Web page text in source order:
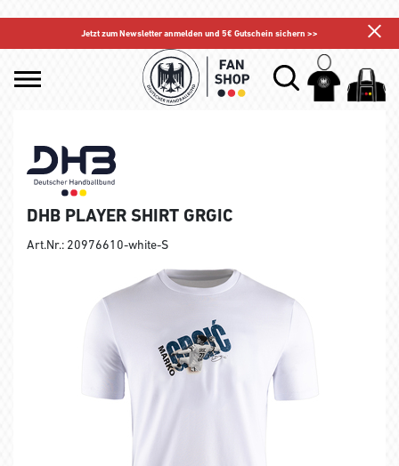
Jetzt zum Newsletter anmelden und 5€ Gutschein sichern >>
DHB PLAYER SHIRT GRGIC
Art.Nr.: 20976610-white-S